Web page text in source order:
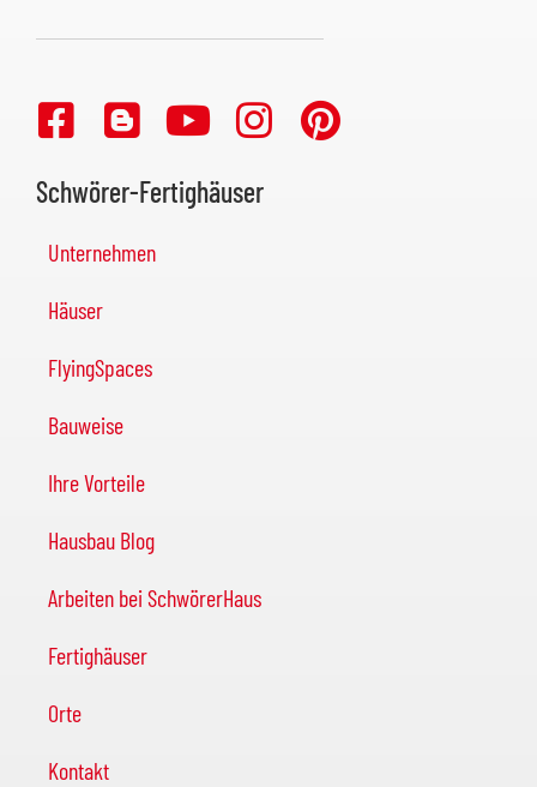
Schwörer-Fertighäuser
Unternehmen
Häuser
FlyingSpaces
Bauweise
Ihre Vorteile
Hausbau Blog
Arbeiten bei SchwörerHaus
Fertighäuser
Orte
Kontakt